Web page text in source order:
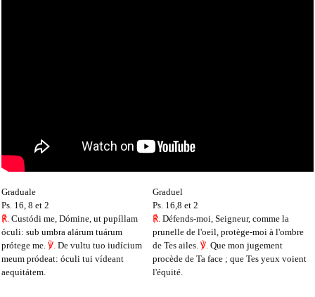
Graduale
Graduel
Ps. 16, 8 et 2
Ps. 16,8 et 2
℟. Custódi me, Dómine, ut pupíllam
óculi: sub umbra alárum tuárum
prótege me. ℣. De vultu tuo iudícium
meum pródeat: óculi tui vídeant
aequitátem.
℟. Défends-moi, Seigneur, comme la
prunelle de l'oeil, protège-moi à l'ombre
de Tes ailes. ℣. Que mon jugement
procède de Ta face ; que Tes yeux voient
l'équité.